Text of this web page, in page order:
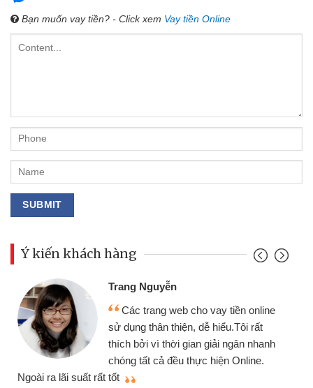
Bạn muốn vay tiền? - Click xem Vay tiền Online
Ý kiến khách hàng
tiền online
rất
ngân nhanh
Online.
Mình cần tiền gấp nên
chiếc xe wave nhưng thật
gói vay tiền bằng CMND
cần gặp mặt nên rất tiện lợi,
thiệu cho bạn bè biết